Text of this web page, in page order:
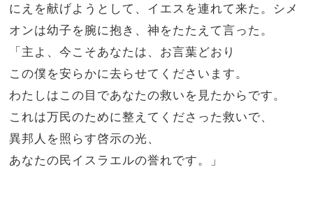
にえを献げようとして、イエスを連れて来た。 シメ
オンは幼子を腕に抱き、神をたたえて言った。
「主よ、今こそあなたは、お言葉どおり
この僕を安らかに去らせてくださいます。
わたしはこの目であなたの救いを見たからです。
これは万民のために整えてくださった救いで、
異邦人を照らす啓示の光、
あなたの民イスラエルの誉れです。」